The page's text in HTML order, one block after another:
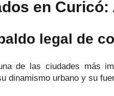
en
legal de
de las ciudades más
dinamismo urbano y su